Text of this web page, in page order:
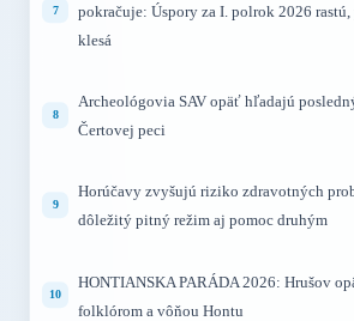
pokračuje: Úspory za I. polrok 2026
klesá
Archeológovia SAV opäť hľadajú
Čertovej peci
Horúčavy zvyšujú riziko zdravotných
dôležitý pitný režim aj pomoc druhým
HONTIANSKA PARÁDA 2026: Hrušov
folklórom a vôňou Hontu